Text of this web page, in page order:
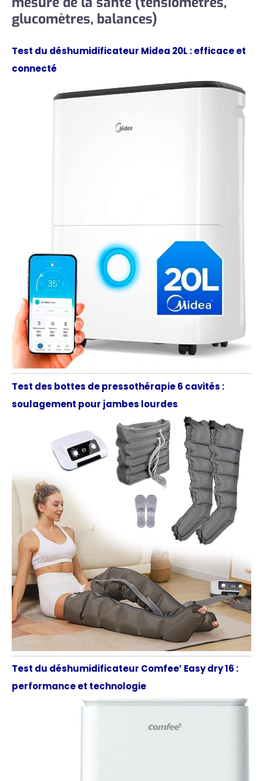
glucomètres, balances)
Test du déshumidificateur Midea 20L : efficace et
connecté
Test des bottes de pressothérapie 6 cavités :
soulagement pour jambes lourdes
Test du déshumidificateur Comfee’ Easy dry 16 :
performance et technologie